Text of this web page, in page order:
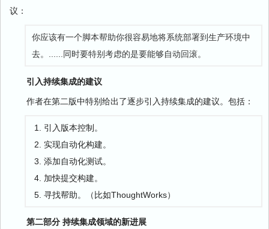
议：
你应该有一个脚本帮助你很容易地将系统部署到生产环境中
去。......同时要特别考虑的是要能够自动回滚。
引入持续集成的建议
作者在第二版中特别给出了逐步引入持续集成的建议。包括：
引入版本控制。
实现自动化构建。
添加自动化测试。
加快提交构建。
寻找帮助。（比如ThoughtWorks）
第二部分 持续集成领域的新进展